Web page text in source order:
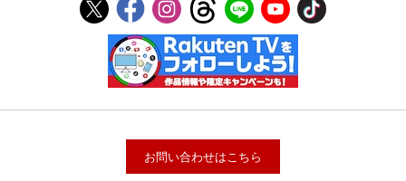
お問い合わせはこちら